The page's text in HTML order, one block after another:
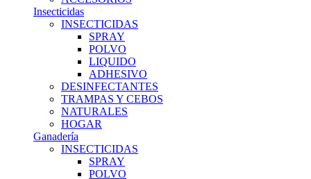
Insecticidas
INSECTICIDAS
SPRAY
POLVO
LIQUIDO
ADHESIVO
DESINFECTANTES
TRAMPAS Y CEBOS
NATURALES
HOGAR
Ganadería
INSECTICIDAS
SPRAY
POLVO